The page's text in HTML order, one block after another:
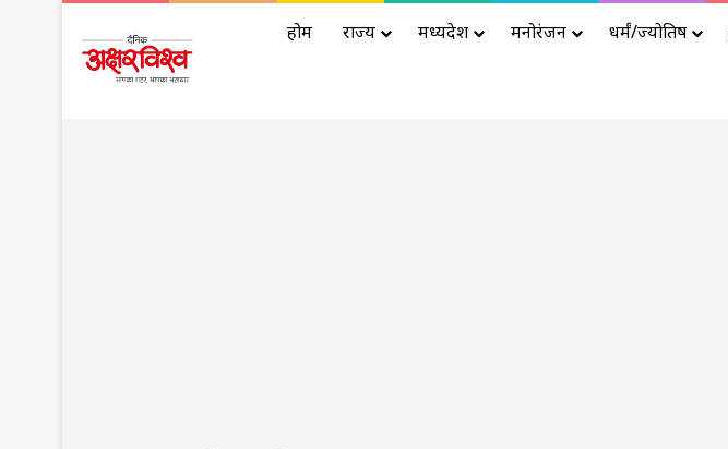
होम राज्य मध्यप्रदेश मनोरंजन धर्मं/ज्योतिष